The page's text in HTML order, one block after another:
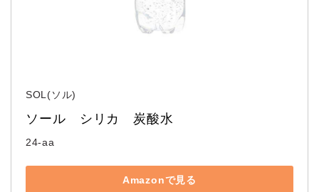
SOL(ソル)
ソール　シリカ　炭酸水
24-aa
Amazonで見る